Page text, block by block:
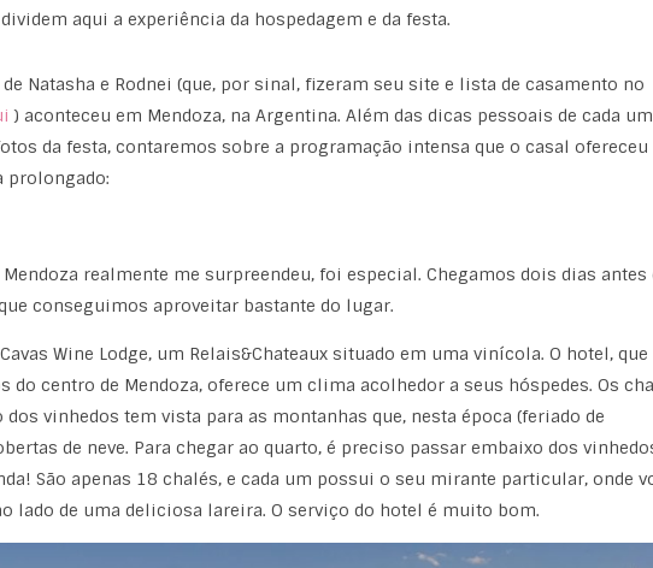
aqui a experiência da hospedagem e da festa.
Natasha e Rodnei (que, por sinal, fizeram seu site e lista de casamento no
) aconteceu em Mendoza, na Argentina. Além das dicas pessoais de cada
da festa, contaremos sobre a programação intensa que o casal ofereceu
prolongado:
realmente me surpreendeu, foi especial. Chegamos dois dias antes
conseguimos aproveitar bastante do lugar.
Wine Lodge, um Relais&Chateaux situado em uma vinícola. O hotel, que
do centro de Mendoza, oferece um clima acolhedor a seus hóspedes. Os
vinhedos tem vista para as montanhas que, nesta época (feriado de
de neve. Para chegar ao quarto, é preciso passar embaixo dos
São apenas 18 chalés, e cada um possui o seu mirante particular, onde
lado de uma deliciosa lareira. O serviço do hotel é muito bom.